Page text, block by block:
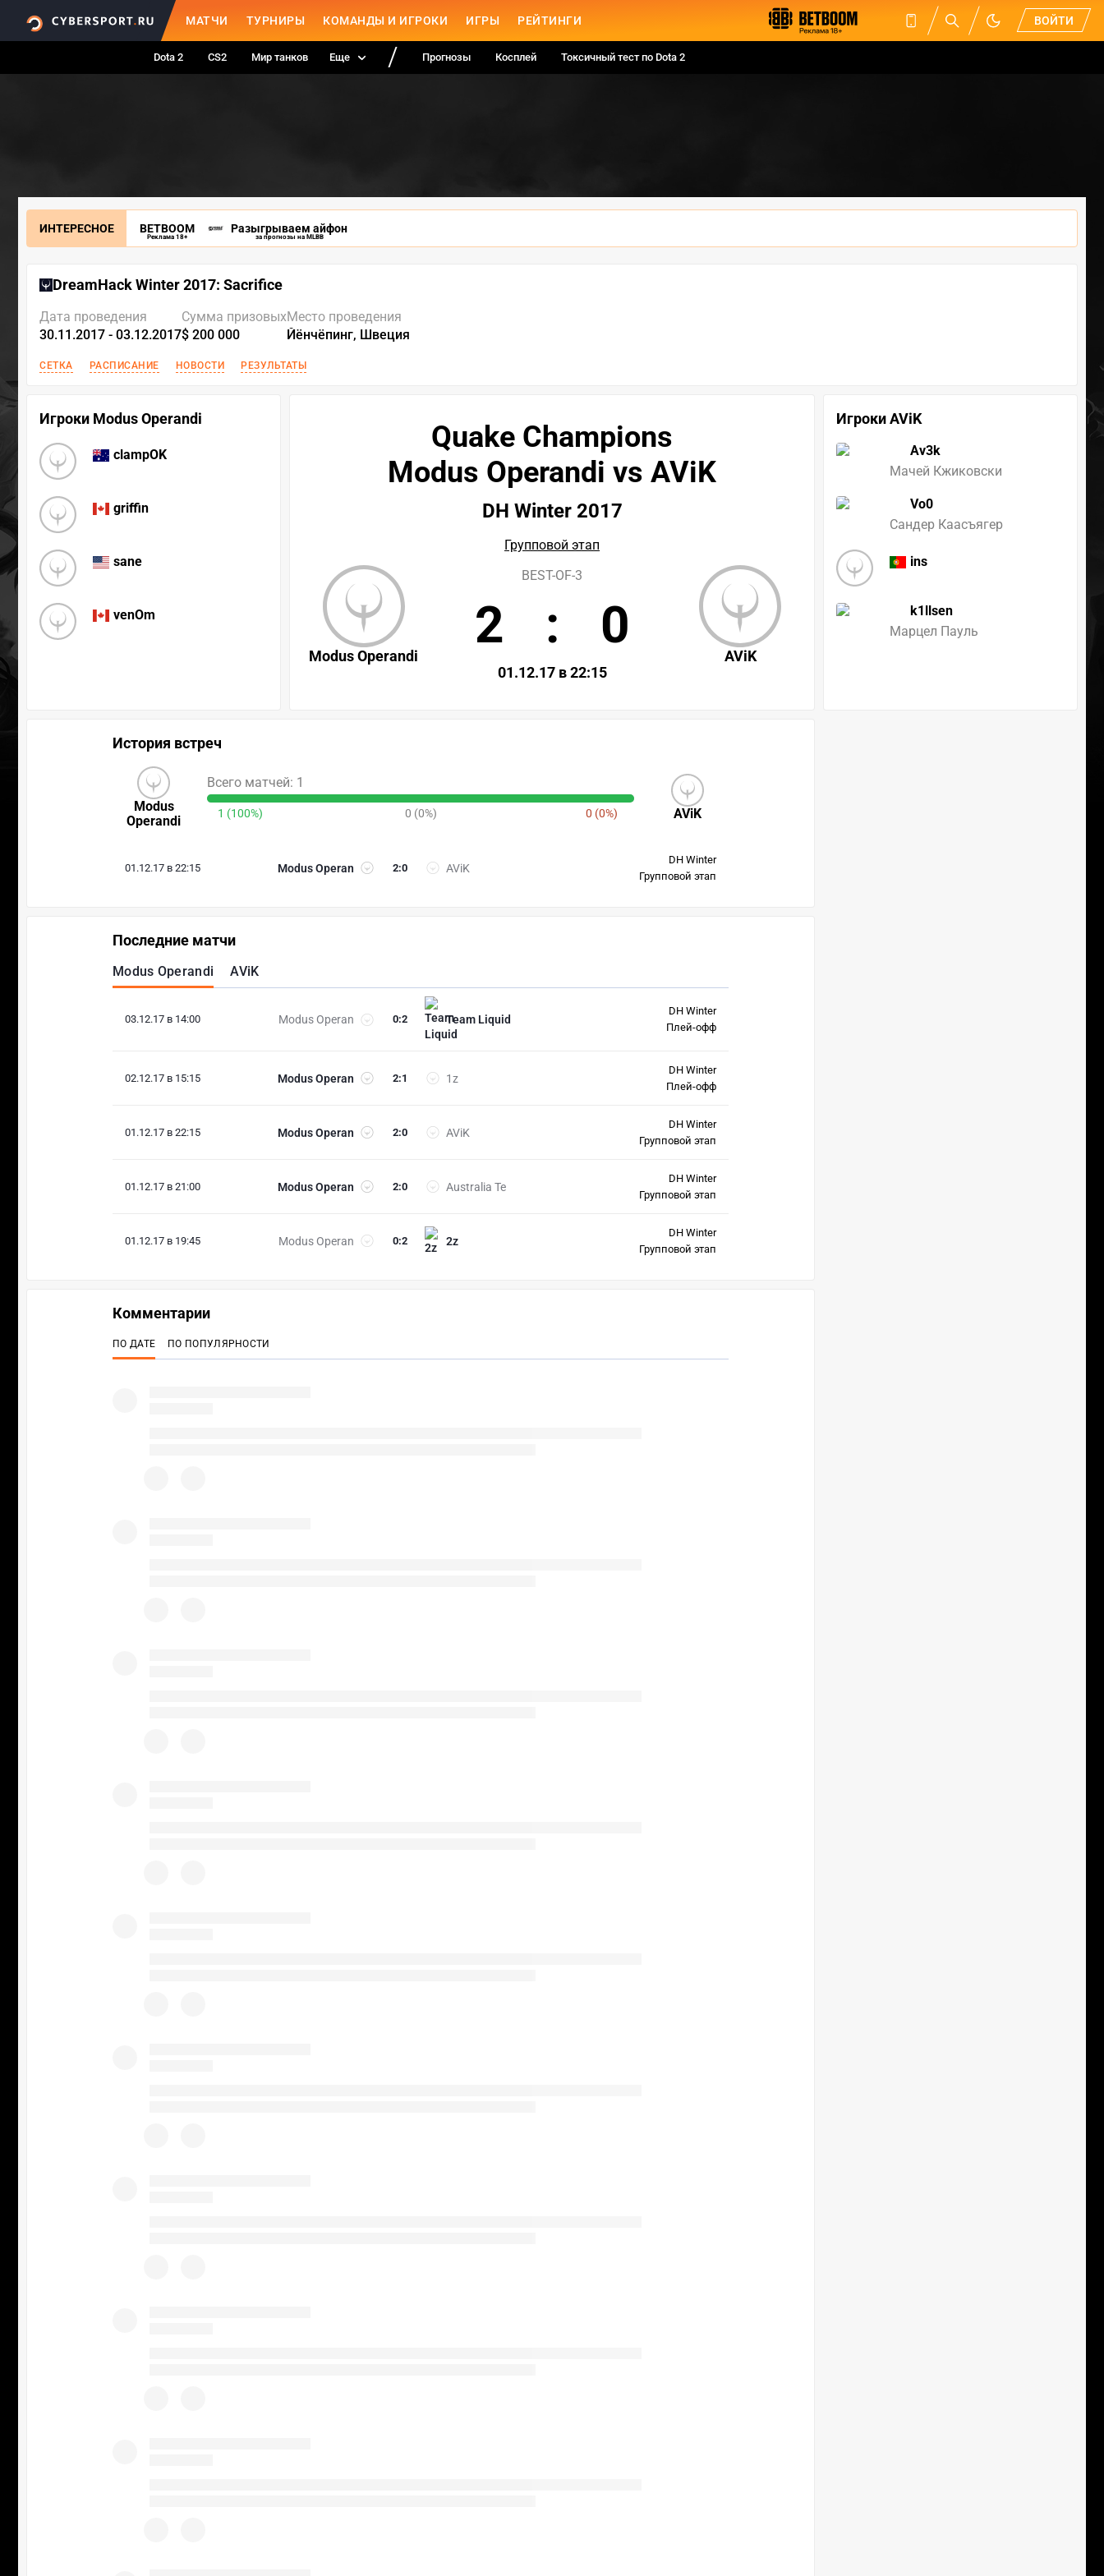
МАТЧИ ТУРНИРЫ КОМАНДЫ И ИГРОКИ ИГРЫ РЕЙТИНГИ ВОЙТИ
Dota 2 CS2 Мир танков Еще Прогнозы Косплей Токсичный тест по Dota 2
ИНТЕРЕСНОЕ BETBOOM
Реклама 18+
Разыгрываем айфон
за прогнозы на MLBB
DreamHack Winter 2017: Sacrifice
Дата проведения
30.11.2017 - 03.12.2017
Сумма призовых
$ 200 000
Место проведения
Йёнчёпинг, Швеция
СЕТКА РАСПИСАНИЕ НОВОСТИ РЕЗУЛЬТАТЫ
Игроки Modus Operandi
clampOK
griffin
sane
venOm
Игроки AViK
Av3k
Мачей Кжиковски
Vo0
Сандер Каасъягер
ins
k1llsen
Марцел Пауль
Quake Champions
Modus Operandi vs AViK
DH Winter 2017
Групповой этап
Modus Operandi AViK
BEST-OF-3
2 : 0
01.12.17 в 22:15
История встреч
Modus
Operandi
AViK
Всего матчей: 1
1 (100%) 0 (0%) 0 (0%)
01.12.17 в 22:15 Modus Operan AViK
2:0
DH Winter
Групповой этап
Последние матчи
Modus Operandi AViK
03.12.17 в 14:00 Modus Operan Team Liquid
0:2
DH Winter
Плей-офф
02.12.17 в 15:15 Modus Operan 1z
2:1
DH Winter
Плей-офф
01.12.17 в 22:15 Modus Operan AViK
2:0
DH Winter
Групповой этап
01.12.17 в 21:00 Modus Operan Australia Te
2:0
DH Winter
Групповой этап
01.12.17 в 19:45 Modus Operan 2z
0:2
DH Winter
Групповой этап
Комментарии
ПО ДАТЕ ПО ПОПУЛЯРНОСТИ